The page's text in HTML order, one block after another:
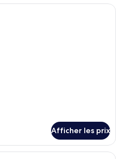
Une chambre moderne avec un lit,
Afficher les prix
Une chambre moderne avec un lit,